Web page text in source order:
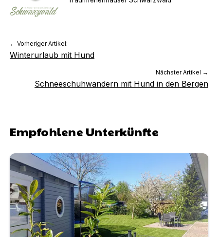
← Vorheriger Artikel:
Winterurlaub mit Hund
Nächster Artikel →
Schneeschuhwandern mit Hund in den Bergen
Empfohlene Unterkünfte
Ferienhaus Landgang | Unterkunft in Kappeln